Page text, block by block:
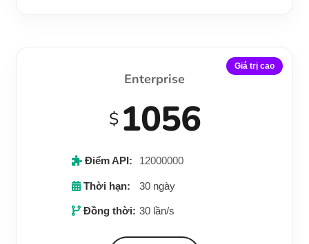
Giá trị cao
Enterprise
$ 1056
Điểm API: 12000000
Thời hạn: 30 ngày
Đồng thời: 30 lần/s